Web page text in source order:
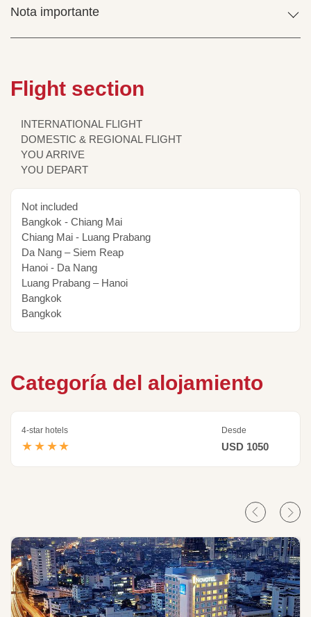
Nota importante
Flight section
INTERNATIONAL FLIGHT
DOMESTIC & REGIONAL FLIGHT
YOU ARRIVE
YOU DEPART
Not included
Bangkok - Chiang Mai
Chiang Mai - Luang Prabang
Da Nang – Siem Reap
Hanoi - Da Nang
Luang Prabang – Hanoi
Bangkok
Bangkok
Categoría del alojamiento
4-star hotels
★★★★
Desde
USD 1050